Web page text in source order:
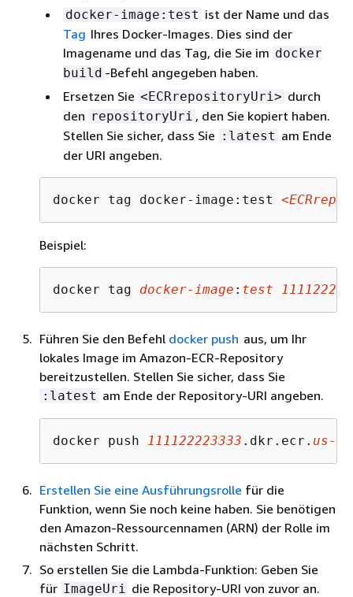
docker-image:test ist der Name und das
Tag Ihres Docker-Images. Dies sind der
Imagename und das Tag, die Sie im docker
build -Befehl angegeben haben.
Ersetzen Sie <ECRrepositoryUri> durch
den repositoryUri , den Sie kopiert haben.
Stellen Sie sicher, dass Sie :latest am Ende
der URI angeben.
docker tag docker-image:test
Beispiel:
docker tag docker-image : test
Führen Sie den Befehl docker push aus, um Ihr
lokales Image im Amazon-ECR-Repository
bereitzustellen. Stellen Sie sicher, dass Sie
:latest am Ende der Repository-URI angeben.
docker push 111122223333 .dkr.ecr. us-
Erstellen Sie eine Ausführungsrolle für die
Funktion, wenn Sie noch keine haben. Sie benötigen
den Amazon-Ressourcennamen (ARN) der Rolle im
nächsten Schritt.
So erstellen Sie die Lambda-Funktion: Geben Sie
für ImageUri
die Repository-URI von zuvor an.